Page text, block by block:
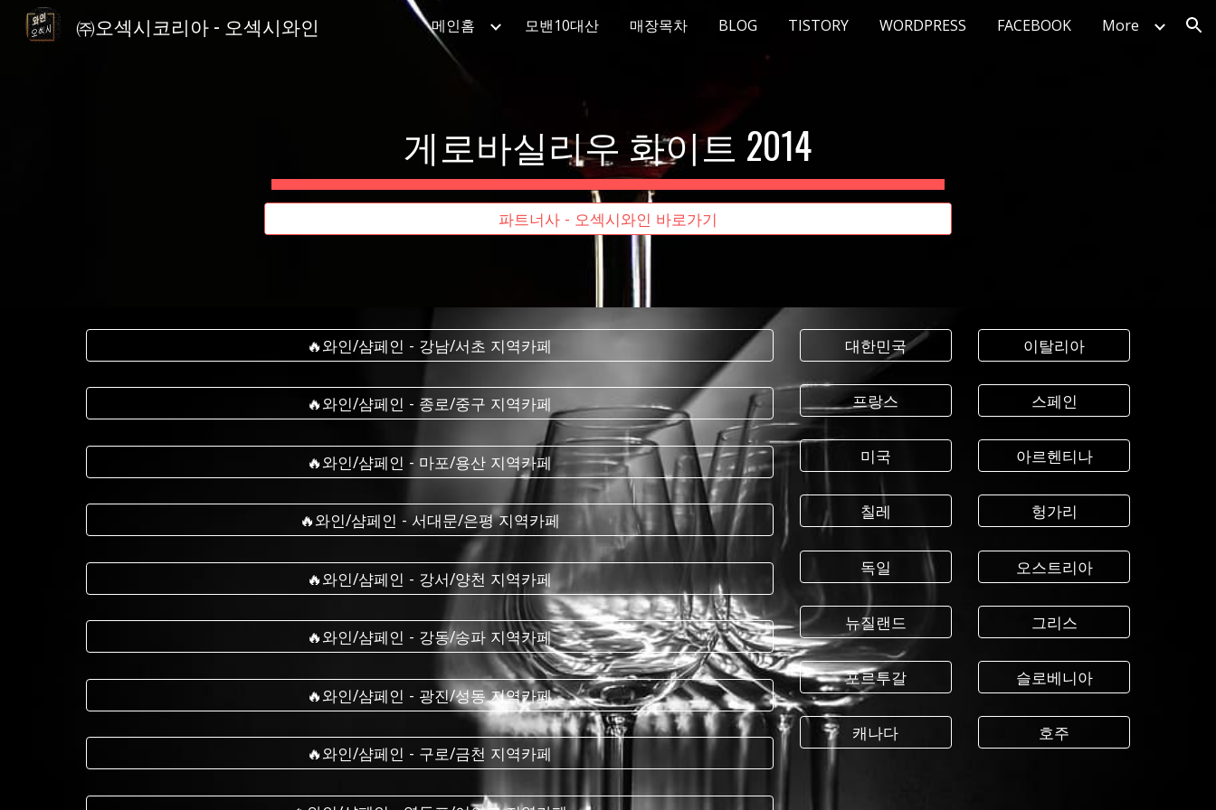
Skip to main content Skip to navigation
㈜오섹시코리아 - 오섹시와인 메인홈 모밴10대산 매장목차 BLOG TISTORY WORDPRESS FACEBOOK More
게로바실리우 화이트 2014
파트너사 - 오섹시와인 바로가기
🔥와인/샴페인 - 강남/서초 지역카페
🔥와인/샴페인 - 종로/중구 지역카페
🔥와인/샴페인 - 마포/용산 지역카페
🔥와인/샴페인 - 서대문/은평 지역카페
🔥와인/샴페인 - 강서/양천 지역카페
🔥와인/샴페인 - 강동/송파 지역카페
🔥와인/샴페인 - 광진/성동 지역카페
🔥와인/샴페인 - 구로/금천 지역카페
대한민국
프랑스
미국
칠레
독일
뉴질랜드
포르투갈
캐나다
이탈리아
스페인
아르헨티나
헝가리
오스트리아
그리스
슬로베니아
호주